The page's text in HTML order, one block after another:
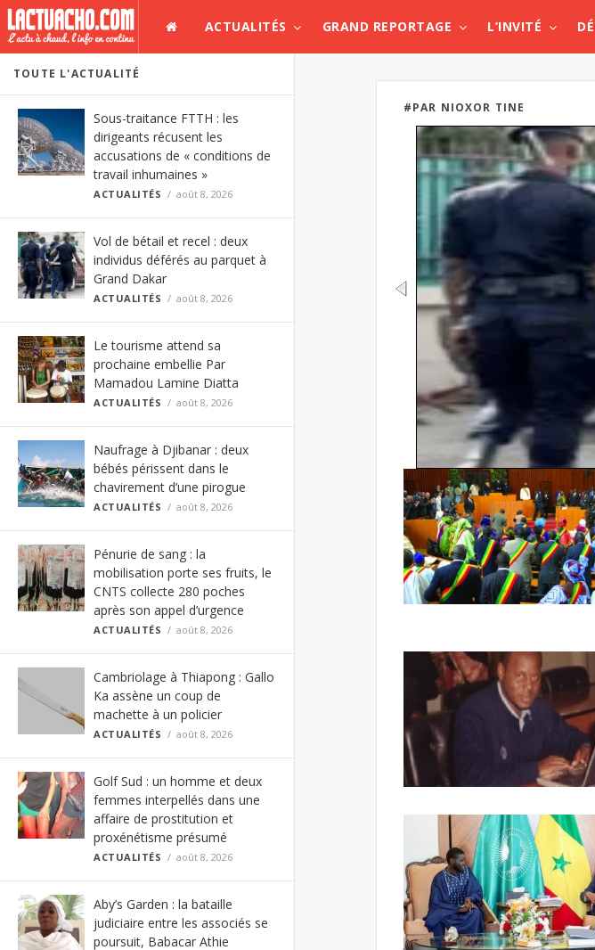
ACTUALITÉS GRAND REPORTAGE L’INVITÉ
TOUTE L'ACTUALITÉ
Sous-traitance FTTH : les
dirigeants récusent les
accusations de « conditions de
travail inhumaines »
ACTUALITÉS août 8, 2026
Vol de bétail et recel : deux
individus déférés au parquet à
Grand Dakar
ACTUALITÉS août 8, 2026
Le tourisme attend sa
prochaine embellie Par
Mamadou Lamine Diatta
ACTUALITÉS août 8, 2026
Naufrage à Djibanar : deux
bébés périssent dans le
chavirement d’une pirogue
ACTUALITÉS août 8, 2026
Pénurie de sang : la
mobilisation porte ses fruits, le
CNTS collecte 280 poches
après son appel d’urgence
ACTUALITÉS août 8, 2026
Cambriolage à Thiapong : Gallo
Ka assène un coup de
machette à un policier
ACTUALITÉS août 8, 2026
Golf Sud : un homme et deux
femmes interpellés dans une
affaire de prostitution et
proxénétisme présumé
ACTUALITÉS août 8, 2026
Aby’s Garden : la bataille
judiciaire entre les associés se
poursuit, Babacar Athie
#PAR NIOXOR TINE
Vol de bétail et recel : deux
Le Commissariat d’arrondissement
bétail ...
lire plus